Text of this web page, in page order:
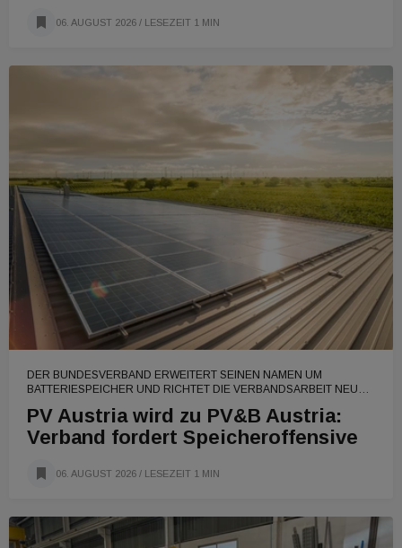
06. AUGUST 2026 / LESEZEIT 1 MIN
DER BUNDESVERBAND ERWEITERT SEINEN NAMEN UM
BATTERIESPEICHER UND RICHTET DIE VERBANDSARBEIT NEU
PV Austria wird zu PV&B Austria:
Verband fordert Speicheroffensive
06. AUGUST 2026 / LESEZEIT 1 MIN